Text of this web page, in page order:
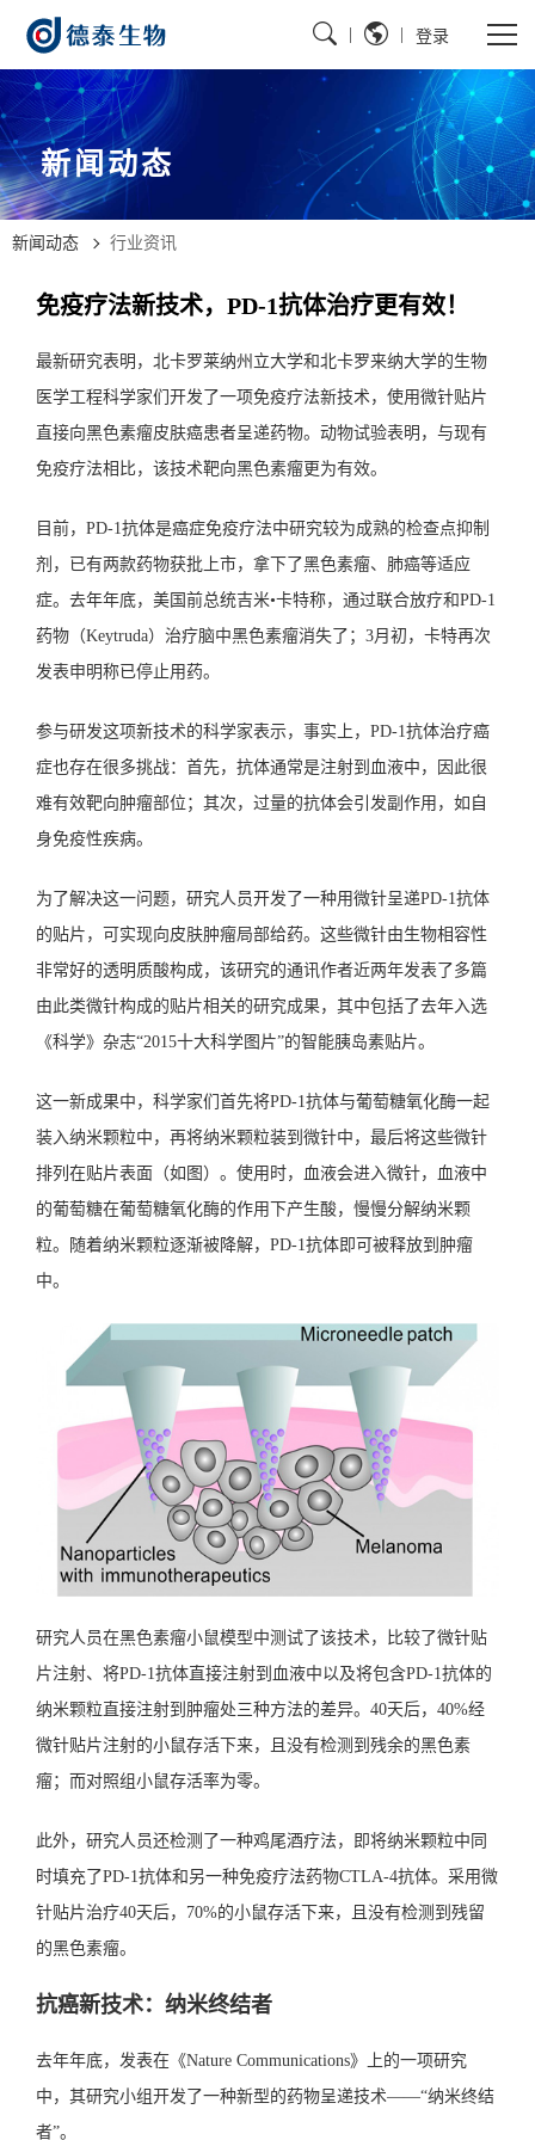
登录
新闻动态
新闻动态 行业资讯
免疫疗法新技术，PD-1抗体治疗更有效！
最新研究表明，北卡罗莱纳州立大学和北卡罗来纳大学的生物
医学工程科学家们开发了一项免疫疗法新技术，使用微针贴片
直接向黑色素瘤皮肤癌患者呈递药物。动物试验表明，与现有
免疫疗法相比，该技术靶向黑色素瘤更为有效。
目前，PD-1抗体是癌症免疫疗法中研究较为成熟的检查点抑制
剂，已有两款药物获批上市，拿下了黑色素瘤、肺癌等适应
症。去年年底，美国前总统吉米•卡特称，通过联合放疗和PD-1
药物（Keytruda）治疗脑中黑色素瘤消失了；3月初，卡特再次
发表申明称已停止用药。
参与研发这项新技术的科学家表示，事实上，PD-1抗体治疗癌
症也存在很多挑战：首先，抗体通常是注射到血液中，因此很
难有效靶向肿瘤部位；其次，过量的抗体会引发副作用，如自
身免疫性疾病。
为了解决这一问题，研究人员开发了一种用微针呈递PD-1抗体
的贴片，可实现向皮肤肿瘤局部给药。这些微针由生物相容性
非常好的透明质酸构成，该研究的通讯作者近两年发表了多篇
由此类微针构成的贴片相关的研究成果，其中包括了去年入选
《科学》杂志“2015十大科学图片”的智能胰岛素贴片。
这一新成果中，科学家们首先将PD-1抗体与葡萄糖氧化酶一起
装入纳米颗粒中，再将纳米颗粒装到微针中，最后将这些微针
排列在贴片表面（如图）。使用时，血液会进入微针，血液中
的葡萄糖在葡萄糖氧化酶的作用下产生酸，慢慢分解纳米颗
粒。随着纳米颗粒逐渐被降解，PD-1抗体即可被释放到肿瘤
中。
研究人员在黑色素瘤小鼠模型中测试了该技术，比较了微针贴
片注射、将PD-1抗体直接注射到血液中以及将包含PD-1抗体的
纳米颗粒直接注射到肿瘤处三种方法的差异。40天后，40%经
微针贴片注射的小鼠存活下来，且没有检测到残余的黑色素
瘤；而对照组小鼠存活率为零。
此外，研究人员还检测了一种鸡尾酒疗法，即将纳米颗粒中同
时填充了PD-1抗体和另一种免疫疗法药物CTLA-4抗体。采用微
针贴片治疗40天后，70%的小鼠存活下来，且没有检测到残留
的黑色素瘤。
抗癌新技术：纳米终结者
去年年底，发表在《Nature Communications》上的一项研究
中，其研究小组开发了一种新型的药物呈递技术——“纳米终结
者”。